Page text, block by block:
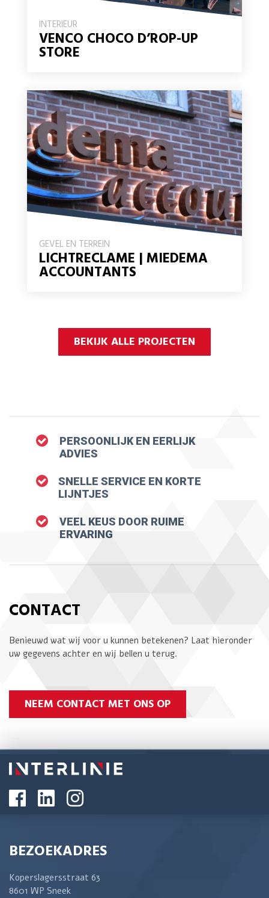
INTERIEUR
VENCO CHOCO D’ROP-UP
STORE
GEVEL EN TERREIN
LICHTRECLAME | MIEDEMA
ACCOUNTANTS
BEKIJK ALLE PROJECTEN
PERSOONLIJK EN EERLIJK
ADVIES
SNELLE SERVICE EN KORTE
LIJNTJES
VEEL KEUS DOOR RUIME
ERVARING
CONTACT
Benieuwd wat wij voor u kunnen betekenen? Laat hieronder
uw gegevens achter en wij bellen u terug.
NEEM CONTACT MET ONS OP
BEZOEKADRES
Koperslagersstraat 63
8601 WP Sneek